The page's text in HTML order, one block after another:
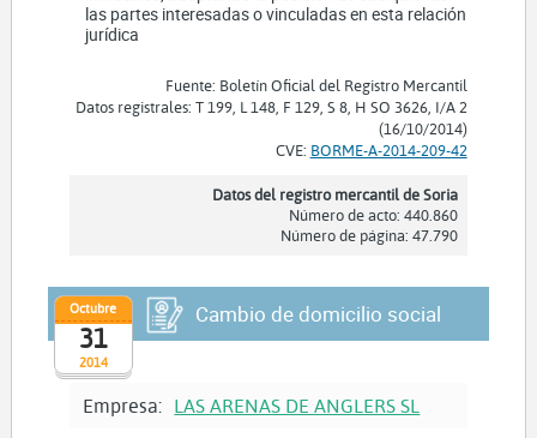
las partes interesadas o vinculadas en esta relación
jurídica
Fuente: Boletín Oficial del Registro Mercantil
Datos registrales: T 199, L 148, F 129, S 8, H SO 3626, I/A 2
(16/10/2014)
CVE: BORME-A-2014-209-42
Datos del registro mercantil de Soria
Número de acto: 440.860
Número de página: 47.790
2014
Octubre
31
Cambio de domicilio social
Empresa: LAS ARENAS DE ANGLERS SL